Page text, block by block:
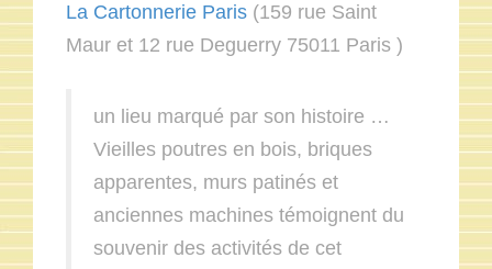
La Cartonnerie Paris (159 rue Saint
Maur et 12 rue Deguerry 75011 Paris )
un lieu marqué par son histoire …
Vieilles poutres en bois, briques
apparentes, murs patinés et
anciennes machines témoignent du
souvenir des activités de cet